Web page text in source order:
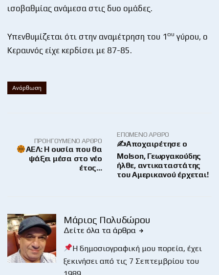
ισοβαθμίας ανάμεσα στις δυο ομάδες.
Υπενθυμίζεται ότι στην αναμέτρηση του 1ου γύρου, ο
Κεραυνός είχε κερδίσει με 87-85.
Ανόρθωση
ΠΡΟΗΓΟΎΜΕΝΟ ΆΡΘΡΟ
ΑΕΛ: Η ουσία που θα
ψάξει μέσα στο νέο
έτος…
ΕΠΌΜΕΝΟ ΆΡΘΡΟ
✍Αποχαιρέτησε ο
Molson, Γεωργακούδης
ήλθε, αντικαταστάτης
του Αμερικανού έρχεται!
Μάριος Πολυδώρου
Δείτε όλα τα άρθρα
Η δημοσιογραφική μου πορεία, έχει
ξεκινήσει από τις 7 Σεπτεμβρίου του